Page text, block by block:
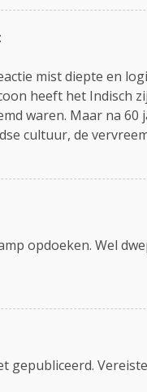
mist diepte en
heeft het Indisch
waren. Maar na 60
cultuur, de
opdoeken. Wel
gepubliceerd.